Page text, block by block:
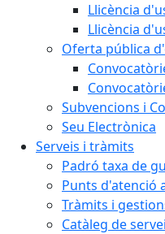
Llicència
Llicència
Oferta pública
Subvencions i
Seu Electrònica
Serveis i tràmits
Padró taxa de
Punts d'atenció
Tràmits i
Catàleg de